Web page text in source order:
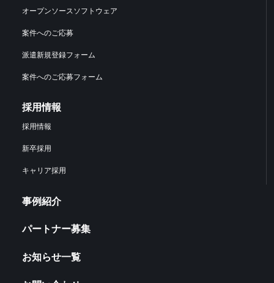
オープンソースソフトウェア
案件へのご応募
派遣新規登録フォーム
案件へのご応募フォーム
採用情報
採用情報
新卒採用
キャリア採用
事例紹介
パートナー募集
お知らせ一覧